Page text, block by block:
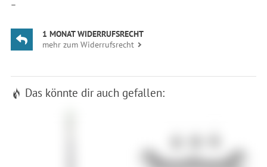
—
1 MONAT WIDERRUFSRECHT
mehr zum Widerrufsrecht
Das könnte dir auch gefallen: